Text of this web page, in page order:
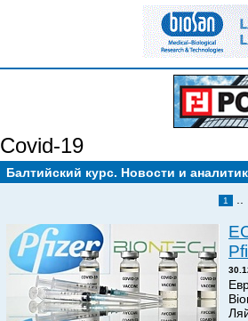
Covid-19
Балтийский курс. Новости и
1